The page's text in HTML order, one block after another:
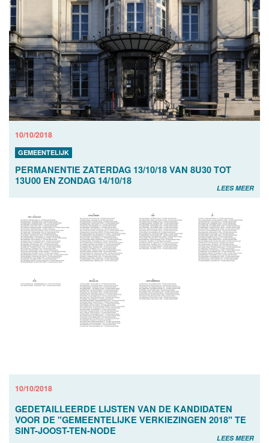
10/10/2018
GEMEENTELIJK
PERMANENTIE ZATERDAG 13/10/18 VAN 8U30 TOT
13U00 EN ZONDAG 14/10/18
LEES MEER
10/10/2018
GEDETAILLEERDE LIJSTEN VAN DE KANDIDATEN
VOOR DE "GEMEENTELIJKE VERKIEZINGEN 2018" TE
SINT-JOOST-TEN-NODE
LEES MEER